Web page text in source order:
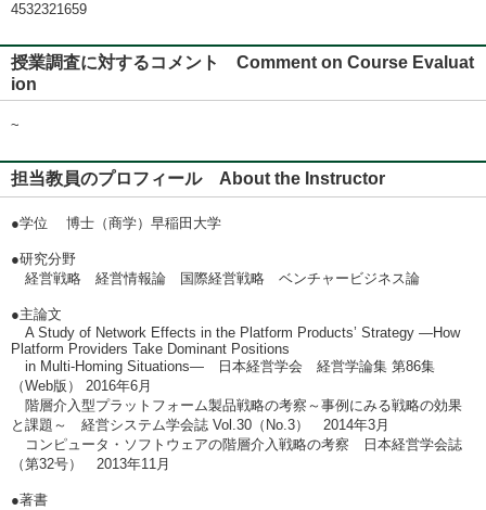
4532321659
授業調査に対するコメント Comment on Course Evaluat
ion
~
担当教員のプロフィール About the Instructor
●学位 博士（商学）早稲田大学
●研究分野
経営戦略 経営情報論 国際経営戦略 ベンチャービジネス論
●主論文
A Study of Network Effects in the Platform Products’ Strategy ―How
Platform Providers Take Dominant Positions
in Multi-Homing Situations― 日本経営学会 経営学論集 第86集
（Web版） 2016年6月
階層介入型プラットフォーム製品戦略の考察～事例にみる戦略の効果
と課題～ 経営システム学会誌 Vol.30（No.3） 2014年3月
コンピュータ・ソフトウェアの階層介入戦略の考察 日本経営学会誌
（第32号） 2013年11月
●著書